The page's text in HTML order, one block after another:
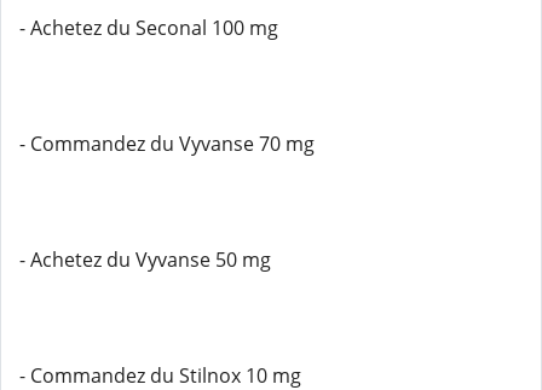
- Achetez du Seconal 100 mg
- Commandez du Vyvanse 70 mg
- Achetez du Vyvanse 50 mg
- Commandez du Stilnox 10 mg